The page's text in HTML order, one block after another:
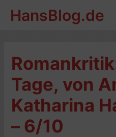
InhaltHansBlog.de
Tage, von
Katharina
– 6/10